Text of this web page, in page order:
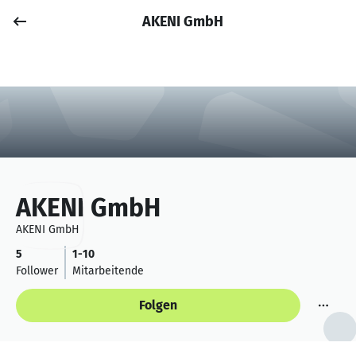
Anmelden
AKENI GmbH
AKENI GmbH
AKENI GmbH
5
Follower
1-10
Mitarbeitende
Folgen